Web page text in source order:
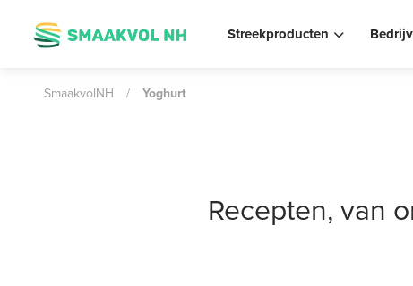
Streekproducten
SmaakvolNH / Yoghurt
Recepten, van